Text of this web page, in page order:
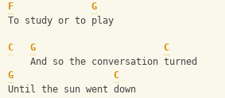
F
G
To study or to play
C G
C
    And so the conversation turned
G
C
Until the sun went down